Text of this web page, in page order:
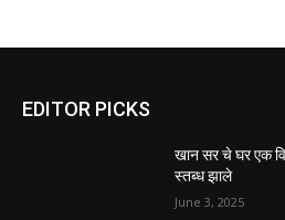
EDITOR PICKS
खान सर चे घर एक
स्तब्ध झाले
June 3, 2025